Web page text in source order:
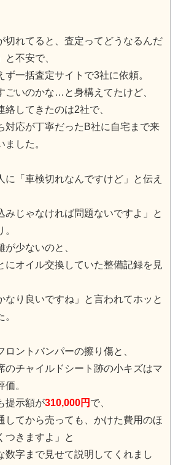
切れてると、査定ってどうなるんだ
と不安で、
ず一括査定サイトで3社に依頼。
ごいのかな…と身構えてたけど、
絡してきたのは2社で、
対応が丁寧だったB社に自宅まで来
ました。
に「車検切れなんですけど」と伝え
みじゃなければ問題ないですよ」と
が少ないのと、
にオイル交換していた整備記録を見
なり良いですね」と言われてホッと
。
ロントバンパーの擦り傷と、
のチャイルドシート跡の小キズはマ
価。
提示額が310,000円 で、
してから売っても、かけた費用のほ
つきますよ」と
数字まで見せて説明してくれまし